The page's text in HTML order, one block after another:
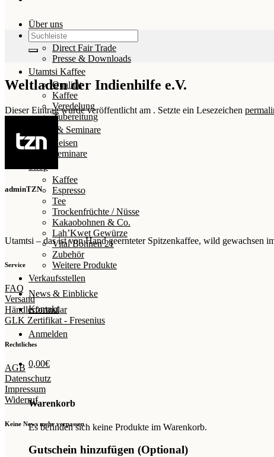
Über uns
Wir von Utamtsi
Direct Fair Trade
Presse & Downloads
Utamtsi Kaffee
Qualität
Kaffee
Veredelung
Zubereitung
Reisen & Seminare
Reisen
Seminare
Kaffee
Espresso
Tee
Trockenfrüchte / Nüsse
Kakaobohnen & Co.
Lah’Kwet Gewürze
Vital Bohnen 21
Zubehör
Weitere Produkte
Verkaufsstellen
News & Einblicke
Kontakt
Anmelden
0,00€
Warenkorb
Es befinden sich keine Produkte im Warenkorb.
Gutschein hinzufügen (Optional)
Suchen
nach:
Weltladen der Indienhilfe e.V.
Dieser Eintrag wurde veröffentlicht am . Setzte ein Lesezeichen
adminTZN
Utamtsi – das ist von Hand geernteter Spitzenkaffee, wild gewachsen
Service
FAQ
Versand
Händlerformular
GLK Zertifikat - Fresenius
Rechtliches
AGB
Datenschutz
Impressum
Widerruf
Keine News mehr verpassen